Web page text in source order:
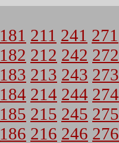
181 211 241 271
182 212 242 272
183 213 243 273
184 214 244 274
185 215 245 275
186 216 246 276